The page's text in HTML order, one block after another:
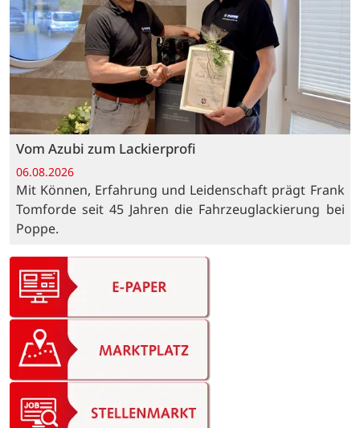
Vom Azubi zum Lackierprofi
06.08.2026
Mit Können, Erfahrung und Leidenschaft prägt Frank
Tomforde seit 45 Jahren die Fahrzeuglackierung bei
Poppe.